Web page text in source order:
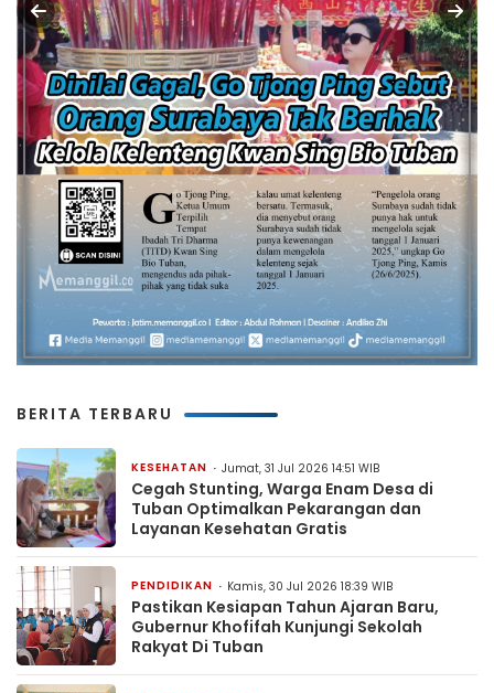
BERITA TERBARU
KESEHATAN Jumat, 31 Jul 2026 14:51 WIB
Cegah Stunting, Warga Enam Desa di
Tuban Optimalkan Pekarangan dan
Layanan Kesehatan Gratis
PENDIDIKAN Kamis, 30 Jul 2026 18:39 WIB
Pastikan Kesiapan Tahun Ajaran Baru,
Gubernur Khofifah Kunjungi Sekolah
Rakyat Di Tuban